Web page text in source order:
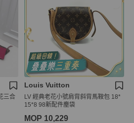
三合
Louis Vuitton
LV 經典老花小號肩背斜背馬鞍包 18*
15*8 98新配件塵袋
MOP 10,229